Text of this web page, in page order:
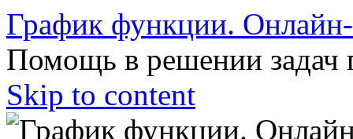
График функции.
Помощь в решении задач
Skip to content